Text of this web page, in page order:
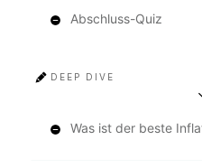
Abschluss-Quiz
DEEP DIVE
Was ist der beste